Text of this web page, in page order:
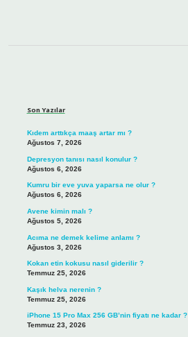
Son Yazılar
Kıdem arttıkça maaş artar mı ?
Ağustos 7, 2026
Depresyon tanısı nasıl konulur ?
Ağustos 6, 2026
Kumru bir eve yuva yaparsa ne olur ?
Ağustos 6, 2026
Avene kimin malı ?
Ağustos 5, 2026
Acıma ne demek kelime anlamı ?
Ağustos 3, 2026
Kokan etin kokusu nasıl giderilir ?
Temmuz 25, 2026
Kaşık helva nerenin ?
Temmuz 25, 2026
iPhone 15 Pro Max 256 GB’nin fiyatı ne kadar ?
Temmuz 23, 2026